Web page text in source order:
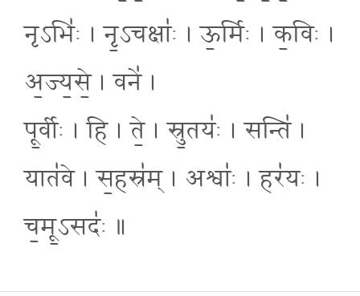
नृऽभिः॑ । नृ॒ऽचक्षाः॑ । ऊ॒र्मिः । क॒विः ।
अ॒ज्य॒से॒ । वने॑ ।
पू॒र्वीः । हि । ते॒ । स्रु॒तयः॑ । सन्ति॑ ।
यात॑वे । स॒हस्र॑म् । अश्वाः॑ । हर॑यः ।
च॒मू॒ऽसदः॑ ॥